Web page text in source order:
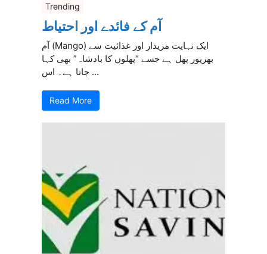
Trending
آم کے فائدے اور احتیاط
آم (Mango) ایک نہایت مزیدار اور غذائیت سے
بھرپور پھل ہے جسے “پھلوں کا بادشاہ” بھی کہا
جاتا ہے۔ اس ...
Read More